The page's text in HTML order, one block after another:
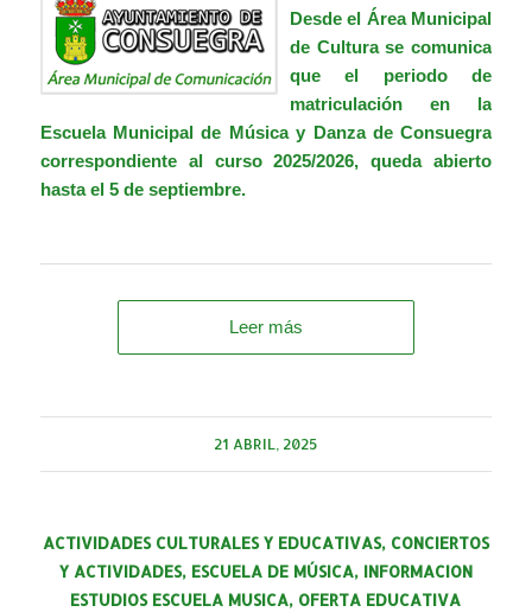
Desde el Área Municipal
de Cultura se comunica
que el periodo de
matriculación en la
Escuela Municipal de Música y Danza de Consuegra
correspondiente al curso 2025/2026, queda abierto
hasta el 5 de septiembre.
Leer más
21 ABRIL, 2025
ACTIVIDADES CULTURALES Y EDUCATIVAS, CONCIERTOS
Y ACTIVIDADES, ESCUELA DE MÚSICA, INFORMACION
ESTUDIOS ESCUELA MUSICA, OFERTA EDUCATIVA